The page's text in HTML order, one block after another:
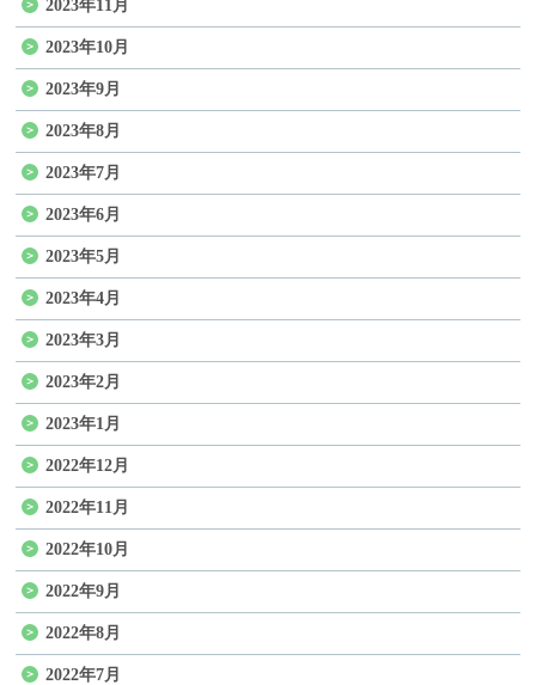
2023年11月
2023年10月
2023年9月
2023年8月
2023年7月
2023年6月
2023年5月
2023年4月
2023年3月
2023年2月
2023年1月
2022年12月
2022年11月
2022年10月
2022年9月
2022年8月
2022年7月